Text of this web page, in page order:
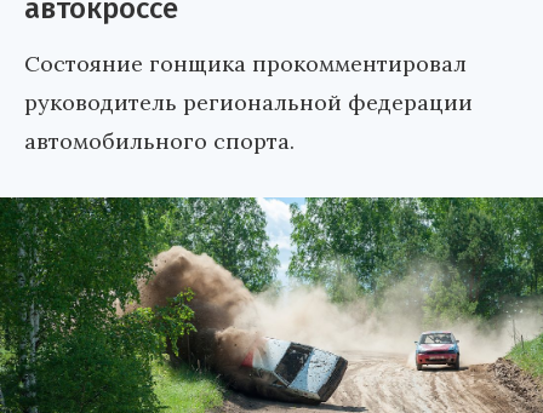
автокроссе
Состояние гонщика прокомментировал
руководитель региональной федерации
автомобильного спорта.